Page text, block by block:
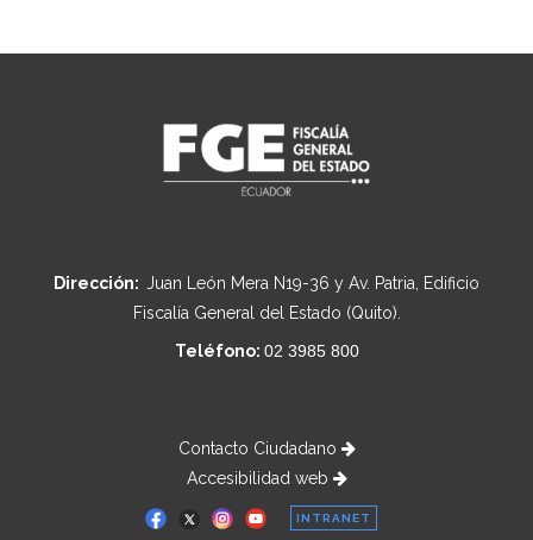
Dirección: Juan León Mera N19-36 y Av. Patria, Edificio
Fiscalía General del Estado (Quito).
Teléfono: 02 3985 800
Contacto Ciudadano
Accesibilidad web
INTRANET